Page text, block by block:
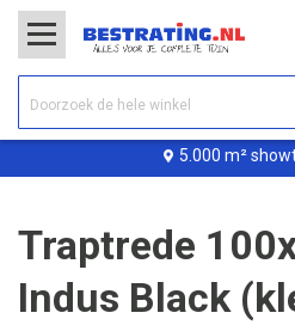
5.000 m²
Traptrede
Indus Black